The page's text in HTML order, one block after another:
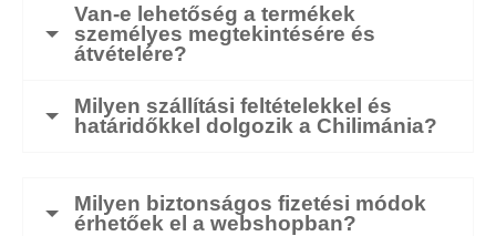
Van-e lehetőség a termékek
személyes megtekintésére és
átvételére?
Milyen szállítási feltételekkel és
határidőkkel dolgozik a Chilimánia?
Milyen biztonságos fizetési módok
érhetőek el a webshopban?